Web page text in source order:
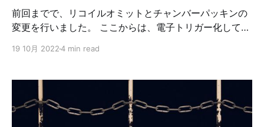
前回までで、リコイルオミットとチャンバーパッキンの
変更を行いました。 ここからは、電子トリガー化してい
ているときに稀に発生する引っかかりがなくなるんでは
てるようにとかも期待したいところです。 今回組み込み
のは陽炎3型E(後方配線モデル)です。 メカボ開けるので
ついでにギア変えたりもしました。最初の予定ではそこ
19 10月 20224 min read